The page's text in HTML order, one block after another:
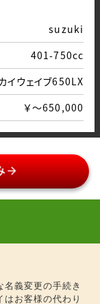
suzuki
401-750cc
イウェイブ650LX
￥～650,000
arrow_forward
義変更の手続き
お客様の代わり